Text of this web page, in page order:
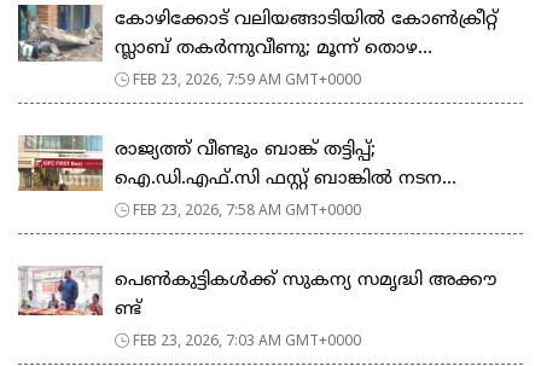
കോഴിക്കോട് വലിയങ്ങാടിയിൽ കോൺക്രീറ്റ്
സ്ലാബ് തകർന്നുവീണു; മൂന്ന് തൊഴ...
FEB 23, 2026, 7:59 AM GMT+0000
രാജ്യത്ത് വീണ്ടും ബാങ്ക് തട്ടിപ്പ്;
ഐ.ഡി.എഫ്.സി ഫസ്റ്റ് ബാങ്കിൽ നടന...
FEB 23, 2026, 7:58 AM GMT+0000
പെ​ൺ​കു​ട്ടി​ക​ൾ​ക്ക് സു​ക​ന്യ സ​മൃ​ദ്ധി അ​ക്കൗ​
ണ്ട്
FEB 23, 2026, 7:03 AM GMT+0000